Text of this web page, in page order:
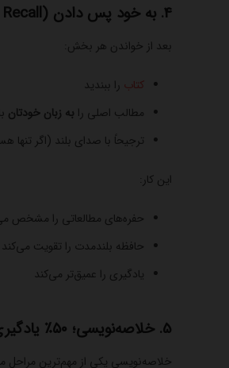
4. به خود پس دادن (Active Recall)
بعد از خواندن هر بخش:
کتاب را ببندید
مطالب اصلی را به زبان خودتان
ترجیحاً با صدای بلند (اگر تنها
این کار:
حفره‌های مطالعاتی را مشخص
حافظه بلندمدت را تقویت می‌کند
یادگیری را عمیق‌تر می‌کند
5. خلاصه‌نویسی؛ ۵۰٪ یادگیری شما
خلاصه‌نویسی یکی از مهم‌ترین مراحل